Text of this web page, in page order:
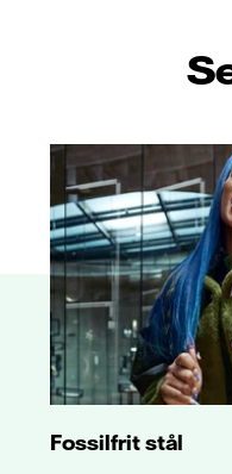
Fossilfrit stål